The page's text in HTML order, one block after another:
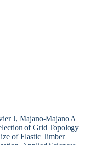
J, Majano-Majano A
of Grid Topology
of Elastic Timber